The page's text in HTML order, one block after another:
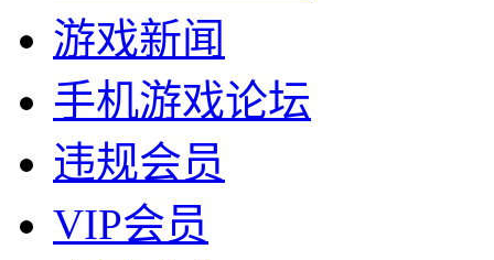
游戏新闻
手机游戏论坛
违规会员
VIP会员